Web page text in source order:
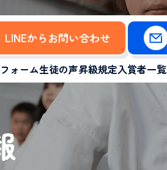
ォーム生徒の声昇級規定入賞者一覧
LINEからお問い合わせ